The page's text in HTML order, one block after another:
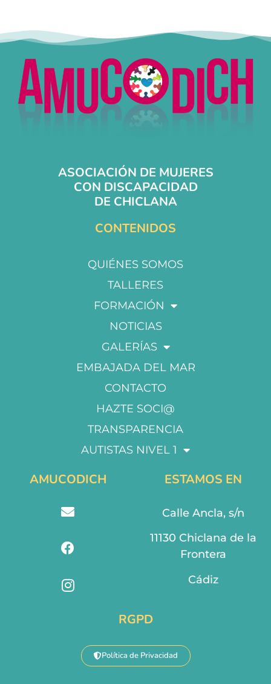
ASOCIACIÓN DE MUJERES
CON DISCAPACIDAD
DE CHICLANA
CONTENIDOS
QUIÉNES SOMOS
TALLERES
FORMACIÓN
NOTICIAS
GALERÍAS
EMBAJADA DEL MAR
CONTACTO
HAZTE SOCI@
TRANSPARENCIA
AUTISTAS NIVEL 1
AMUCODICH ESTAMOS EN
Calle Ancla, s/n
11130 Chiclana de la
Frontera
Cádiz
RGPD
Política de Privacidad